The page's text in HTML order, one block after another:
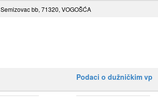
Semizovac bb, 71320, VOGOŠĆA
Podaci o dužničkim vp